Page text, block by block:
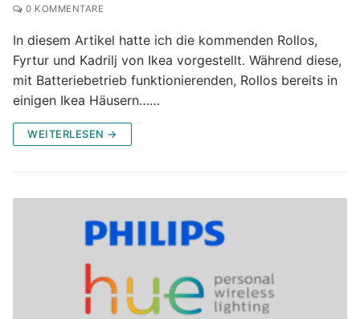
0 KOMMENTARE
In diesem Artikel hatte ich die kommenden Rollos,
Fyrtur und Kadrilj von Ikea vorgestellt. Während diese,
mit Batteriebetrieb funktionierenden, Rollos bereits in
einigen Ikea Häusern……
WEITERLESEN →